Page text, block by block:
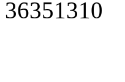
36351310